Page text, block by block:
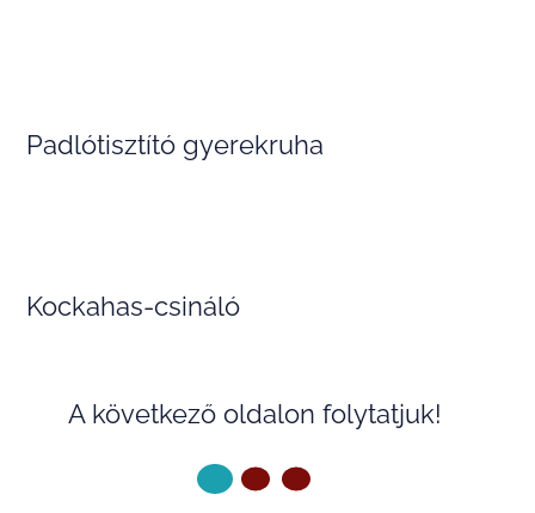
Padlótisztító gyerekruha
Kockahas-csináló
A következő oldalon folytatjuk!